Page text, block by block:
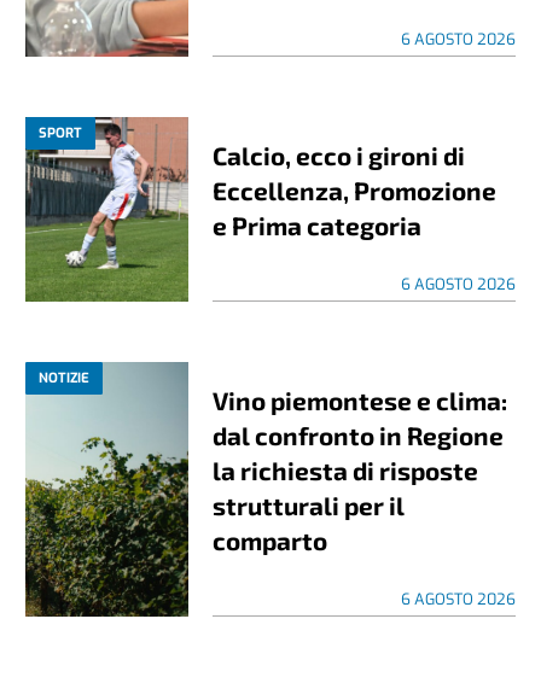
6 AGOSTO 2026
SPORT
Calcio, ecco i gironi di
Eccellenza, Promozione
e Prima categoria
6 AGOSTO 2026
NOTIZIE
Vino piemontese e clima:
dal confronto in Regione
la richiesta di risposte
strutturali per il
comparto
6 AGOSTO 2026